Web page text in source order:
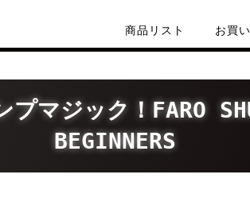
商品リスト お買
マジック！FARO
BEGINNERS